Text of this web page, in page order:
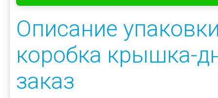
Описание
коробка крышка-
заказ